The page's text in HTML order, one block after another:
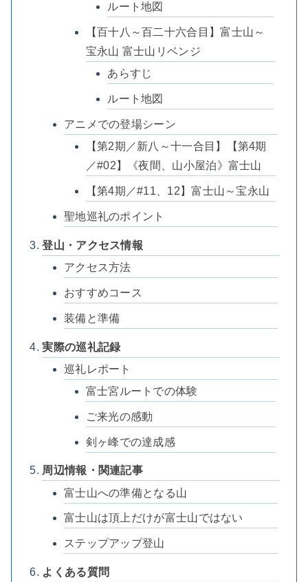
ルート地図
【百十八～百二十六合目】富士山～
宝永山 富士山リベンジ
あらすじ
ルート地図
アニメでの登場シーン
【第2期／新八～十一合目】【第4期
／#02】《夜間、山小屋泊》富士山
【第4期／#11、12】富士山～宝永山
聖地巡礼のポイント
登山・アクセス情報
アクセス方法
おすすめコース
装備と準備
実際の巡礼記録
巡礼レポート
富士宮ルートでの体験
ご来光の感動
剣ヶ峰での達成感
周辺情報・関連記事
富士山への準備となる山
富士山は頂上だけが富士山ではない
ステップアップ登山
よくある質問